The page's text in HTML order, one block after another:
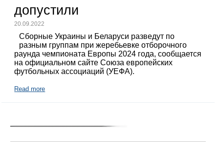
допустили
20.09.2022
Сборные Украины и Беларуси разведут по
разным группам при жеребьевке отборочного
раунда чемпионата Европы 2024 года, сообщается
на официальном сайте Союза европейских
футбольных ассоциаций (УЕФА).
Read more